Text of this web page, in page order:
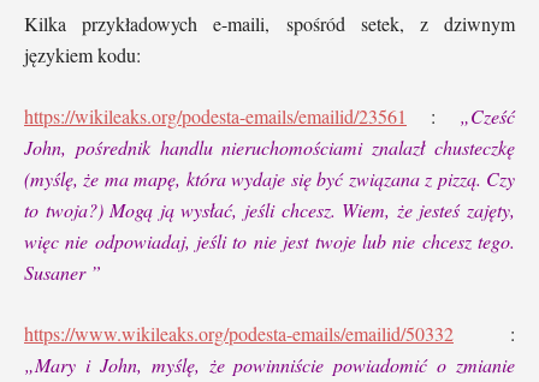
Kilka przykładowych e-maili, spośród setek, z dziwnym
językiem kodu:
https://wikileaks.org/podesta-emails/emailid/23561 : „Cześć
John, pośrednik handlu nieruchomościami znalazł chusteczkę
(myślę, że ma mapę, która wydaje się być związana z pizzą. Czy
to twoja?) Mogą ją wysłać, jeśli chcesz. Wiem, że jesteś zajęty,
więc nie odpowiadaj, jeśli to nie jest twoje lub nie chcesz tego.
Susaner ”
https://www.wikileaks.org/podesta-emails/emailid/50332 :
„Mary i John, myślę, że powinniście powiadomić o zmianie